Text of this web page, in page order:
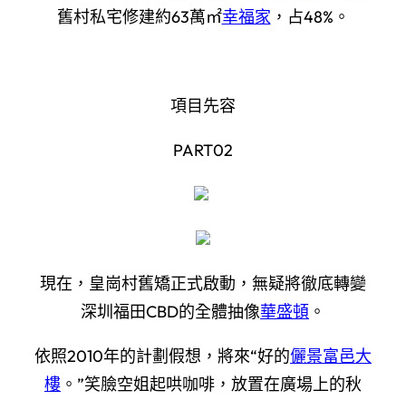
舊村私宅修建約63萬㎡幸福家 ，占48%。
項目先容
PART02
現在，皇崗村舊矯正式啟動，無疑將徹底轉變
深圳福田CBD的全體抽像華盛頓 。
依照2010年的計劃假想，將來“好的儷景富邑大
樓 。”笑臉空姐起哄咖啡，放置在廣場上的秋